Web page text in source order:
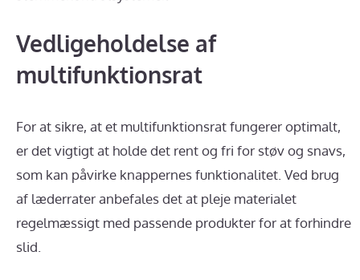
Vedligeholdelse af
multifunktionsrat
For at sikre, at et multifunktionsrat fungerer optimalt,
er det vigtigt at holde det rent og fri for støv og snavs,
som kan påvirke knappernes funktionalitet. Ved brug
af læderrater anbefales det at pleje materialet
regelmæssigt med passende produkter for at forhindre
slid.